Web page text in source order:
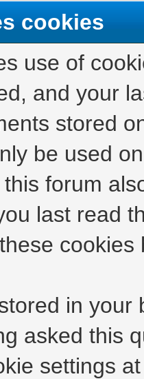
cookies
use of
and your
stored
be used
forum
last read
cookies
in
asked this
settings